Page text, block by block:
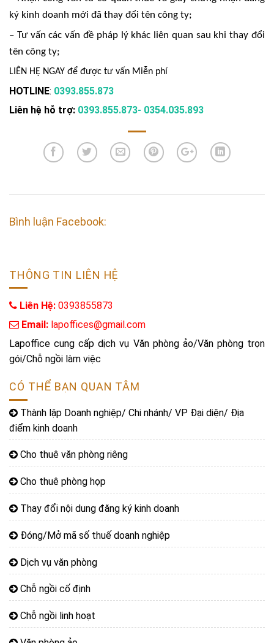
ký kinh doanh mới đã thay đổi tên công ty;
– Tư vấn các vấn đề pháp lý khác liên quan sau khi thay đổi
tên công ty;
LIÊN HỆ NGAY để được tư vấn Miễn phí
HOTLINE: 0393.855.873
Liên hệ hỗ trợ: 0393.855.873- 0354.035.893
Bình luận Facebook:
THÔNG TIN LIÊN HỆ
Liên Hệ: 0393855873
Email: lapoffices@gmail.com
Lapoffice cung cấp dịch vụ Văn phòng ảo/Văn phòng trọn
gói/Chỗ ngồi làm việc
CÓ THỂ BẠN QUAN TÂM
Thành lập Doanh nghiệp/ Chi nhánh/ VP Đại diện/ Địa
điểm kinh doanh
Cho thuê văn phòng riêng
Cho thuê phòng họp
Thay đổi nội dung đăng ký kinh doanh
Đóng/Mở mã số thuế doanh nghiệp
Dịch vụ văn phòng
Chỗ ngồi cố định
Chỗ ngồi linh hoạt